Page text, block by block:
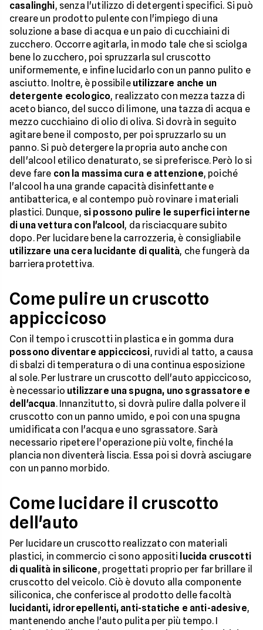
casalinghi, senza l'utilizzo di detergenti specifici. Si può
creare un prodotto pulente con l'impiego di una
soluzione a base di acqua e un paio di cucchiaini di
zucchero. Occorre agitarla, in modo tale che si sciolga
bene lo zucchero, poi spruzzarla sul cruscotto
uniformemente, e infine lucidarlo con un panno pulito e
asciutto. Inoltre, è possibile utilizzare anche un
detergente ecologico, realizzato con mezza tazza di
aceto bianco, del succo di limone, una tazza di acqua e
mezzo cucchiaino di olio di oliva. Si dovrà in seguito
agitare bene il composto, per poi spruzzarlo su un
panno. Si può detergere la propria auto anche con
dell'alcool etilico denaturato, se si preferisce. Però lo si
deve fare con la massima cura e attenzione, poiché
l'alcool ha una grande capacità disinfettante e
antibatterica, e al contempo può rovinare i materiali
plastici. Dunque, si possono pulire le superfici interne
di una vettura con l'alcool , da risciacquare subito
dopo. Per lucidare bene la carrozzeria, è consigliabile
utilizzare una cera lucidante di qualità, che fungerà da
barriera protettiva.
Come pulire un cruscotto
appiccicoso
Con il tempo i cruscotti in plastica e in gomma dura
possono diventare appiccicosi, ruvidi al tatto, a causa
di sbalzi di temperatura o di una continua esposizione
al sole. Per lustrare un cruscotto dell'auto appiccicoso,
è necessario utilizzare una spugna, uno sgrassatore e
dell'acqua. Innanzitutto, si dovrà pulire dalla polvere il
cruscotto con un panno umido, e poi con una spugna
umidificata con l'acqua e uno sgrassatore. Sarà
necessario ripetere l'operazione più volte, finché la
plancia non diventerà liscia. Essa poi si dovrà asciugare
con un panno morbido.
Come lucidare il cruscotto
dell'auto
Per lucidare un cruscotto realizzato con materiali
plastici, in commercio ci sono appositi lucida cruscotti
di qualità in silicone, progettati proprio per far brillare il
cruscotto del veicolo. Ciò è dovuto alla componente
siliconica, che conferisce al prodotto delle facoltà
lucidanti, idrorepellenti, anti-statiche e anti-adesive,
mantenendo anche l'auto pulita per più tempo. I